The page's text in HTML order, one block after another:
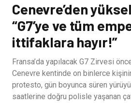
Cenevre’den
“G7’ye ve tüm
ittifaklara hayır!”
Fransa’da yapılacak G7 Zirvesi
Cenevre kentinde on binlerce
protesto, gün boyunca süren
saatlerine doğru polisle yaşanan